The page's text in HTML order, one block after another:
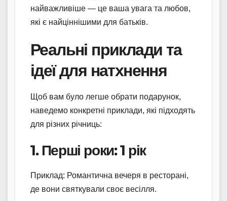
найважливіше — це ваша увага та любов,
які є найціннішими для батьків.
Реальні приклади та
ідеї для натхнення
Щоб вам було легше обрати подарунок,
наведемо конкретні приклади, які підходять
для різних річниць:
1. Перші роки: 1 рік
Приклад: Романтична вечеря в ресторані,
де вони святкували своє весілля.